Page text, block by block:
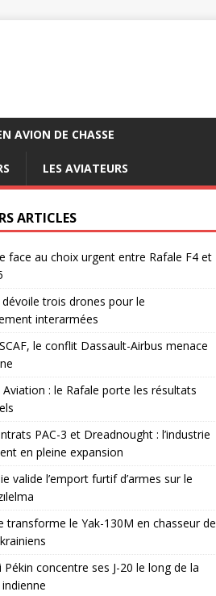
AVION DE CHASSE
LES AVIATEURS
ARTICLES
face au choix urgent entre Rafale F4 et
dévoile trois drones pour le
interarmées
le conflit Dassault-Airbus menace
: le Rafale porte les résultats
PAC-3 et Dreadnought : l’industrie
en pleine expansion
valide l’emport furtif d’armes sur le
transforme le Yak-130M en chasseur de
Pékin concentre ses J-20 le long de la